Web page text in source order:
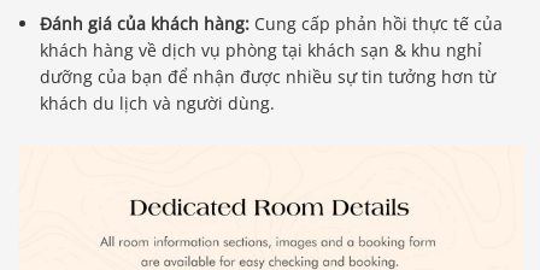
Đánh giá của khách hàng: Cung cấp phản hồi thực tế của
khách hàng về dịch vụ phòng tại khách sạn & khu nghỉ
dưỡng của bạn để nhận được nhiều sự tin tưởng hơn từ
khách du lịch và người dùng.